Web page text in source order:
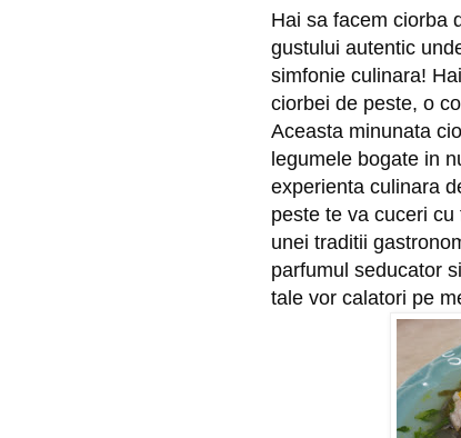
Hai sa facem ciorba
gustului autentic
simfonie culinara!
ciorbei de peste, o
Aceasta minunata
legumele bogate in
experienta culinara
peste te va cuceri
unei traditii
parfumul seducator
tale vor calatori pe